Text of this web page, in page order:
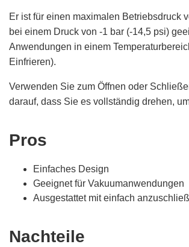
Er ist für einen maximalen Betriebsdruck
bei einem Druck von -1 bar (-14,5 psi)
Anwendungen in einem
Einfrieren).
Verwenden Sie zum Öffnen oder
darauf, dass Sie es vollständig drehen,
Pros
Einfaches Design
Geeignet für Vakuumanwendungen
Ausgestattet mit einfach
Nachteile